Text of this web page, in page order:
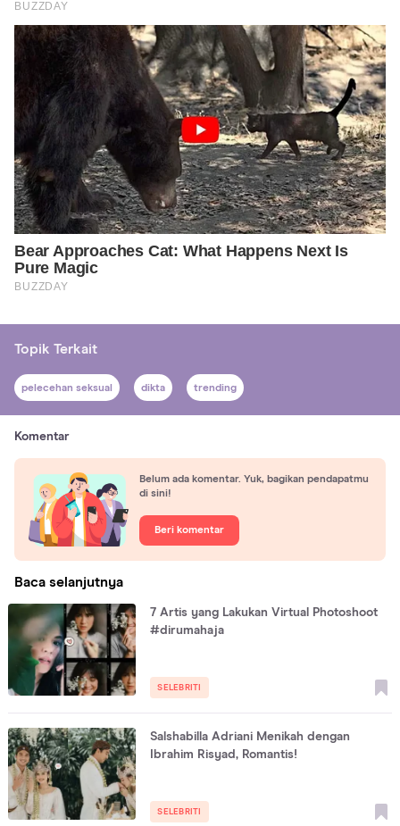
Topik Terkait
pelecehan seksual dikta trending
Komentar
Belum ada komentar. Yuk, bagikan pendapatmu
di sini!
Beri komentar
Baca selanjutnya
7 Artis yang Lakukan Virtual Photoshoot
#dirumahaja
SELEBRITI
Salshabilla Adriani Menikah dengan
Ibrahim Risyad, Romantis!
SELEBRITI